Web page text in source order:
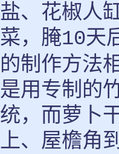
盐、花椒人
菜，腌10天
的制作方法
是用专制的
统，而萝卜
上、屋檐角